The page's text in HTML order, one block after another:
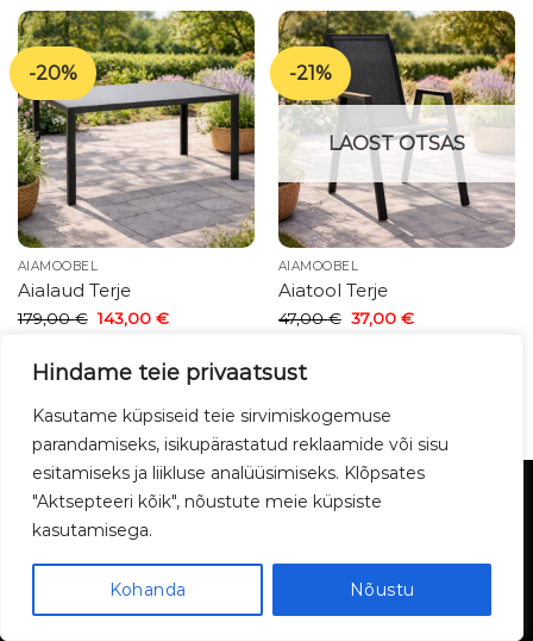
Hindame teie privaatsust
Kasutame küpsiseid teie sirvimiskogemuse
parandamiseks, isikupärastatud reklaamide või sisu
esitamiseks ja liikluse analüüsimiseks. Klõpsates
"Aktsepteeri kõik", nõustute meie küpsiste
kasutamisega.
Kohanda Nõustu
-20%
AIAMÖÖBEL
Aialaud Terje
179,00€ Algne
hind
179,00 €.
143,00 €Current
143,00 €.
-21%
LAOST OTSAS
AIAMÖÖBEL
Aiatool Terje
47,00€ Algne
hind
37,00 €Current
TELLIMINE JA MAKSMINE
PRIVAATSUSPOLIITIKA
TAGASTUS JA GARANTII
MEIST KONTAKT
PROJEKTIMÜÜK
MÖÖBLI UTILISEERIMINE